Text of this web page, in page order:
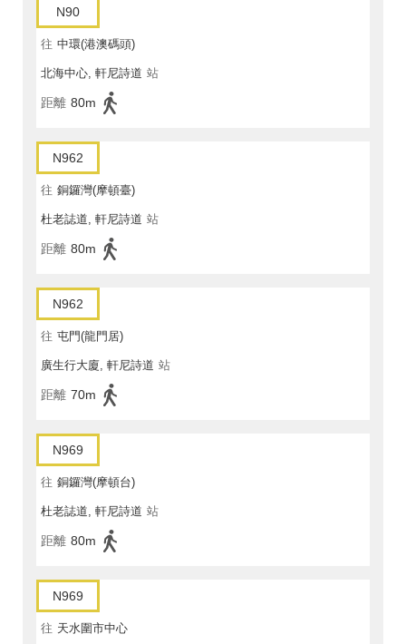
N90
往 中環(港澳碼頭)
北海中心, 軒尼詩道 站
距離 80m
N962
往 銅鑼灣(摩頓臺)
杜老誌道, 軒尼詩道 站
距離 80m
N962
往 屯門(龍門居)
廣生行大廈, 軒尼詩道 站
距離 70m
N969
往 銅鑼灣(摩頓台)
杜老誌道, 軒尼詩道 站
距離 80m
N969
往 天水圍市中心